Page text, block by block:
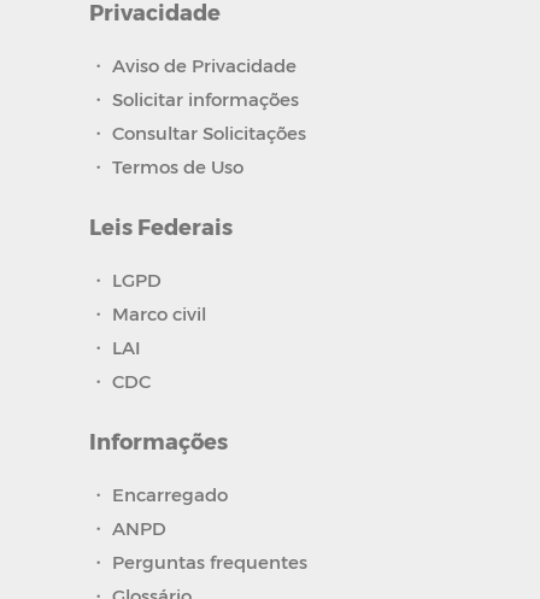
Privacidade
・ Aviso de Privacidade
・ Solicitar informações
・ Consultar Solicitações
・ Termos de Uso
Leis Federais
・ LGPD
・ Marco civil
・ LAI
・ CDC
Informações
・ Encarregado
・ ANPD
・ Perguntas frequentes